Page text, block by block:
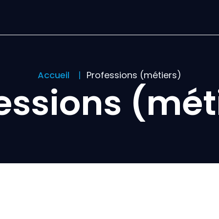
Accueil Professions (métiers)